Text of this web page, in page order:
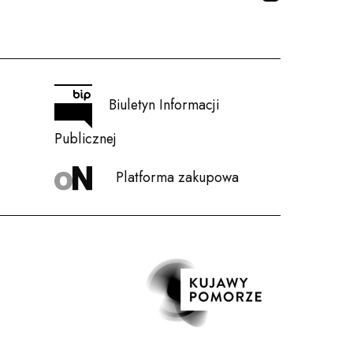
Biuletyn Informacji
Publicznej
Platforma zakupowa